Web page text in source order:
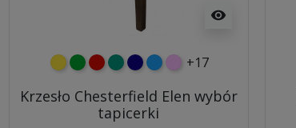
visibility
żółtyzielonyczerwony
turkusowy
granatowy
niebieski
różowy
+17
Krzesło Chesterfield Elen wybór
tapicerki